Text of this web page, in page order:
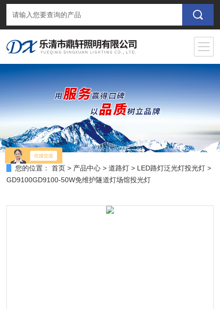
您的位置： 首页 > 产品中心 >道路灯 > LED路灯泛光灯投光灯 >
GD9100GD9100-50W免维护隧道灯场馆投光灯